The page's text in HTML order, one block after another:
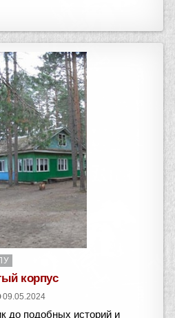
корпус
09.05.2024
до подобных историй и